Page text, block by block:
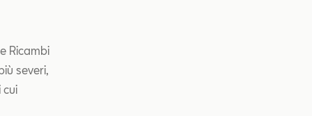
Ricambi
severi,